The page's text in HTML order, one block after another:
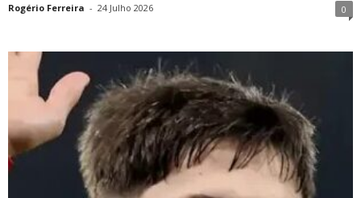
Rogério Ferreira - 24 Julho 2026 0